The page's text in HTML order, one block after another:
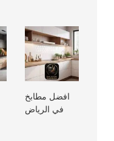
افضل مطابخ
في الرياض